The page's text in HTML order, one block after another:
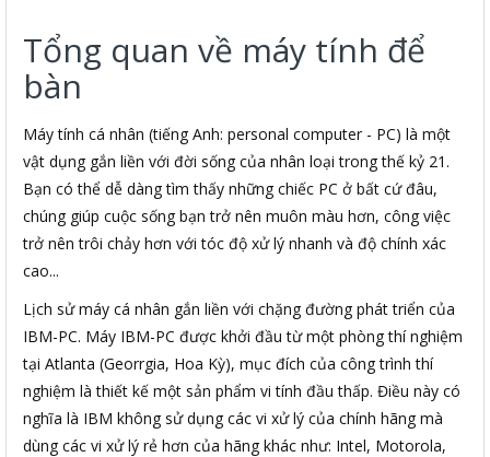
Tổng quan về máy tính để
bàn
Máy tính cá nhân (tiếng Anh: personal computer - PC) là một
vật dụng gắn liền với đời sống của nhân loại trong thế kỷ 21.
Bạn có thể dễ dàng tìm thấy những chiếc PC ở bất cứ đâu,
chúng giúp cuộc sống bạn trở nên muôn màu hơn, công việc
trở nên trôi chảy hơn với tóc độ xử lý nhanh và độ chính xác
cao...
Lịch sử máy cá nhân gắn liền với chặng đường phát triển của
IBM-PC. Máy IBM-PC được khởi đầu từ một phòng thí nghiệm
tại Atlanta (Georrgia, Hoa Kỳ), mục đích của công trình thí
nghiệm là thiết kế một sản phẩm vi tính đầu thấp. Điều này có
nghĩa là IBM không sử dụng các vi xử lý của chính hãng mà
dùng các vi xử lý rẻ hơn của hãng khác như: Intel, Motorola,